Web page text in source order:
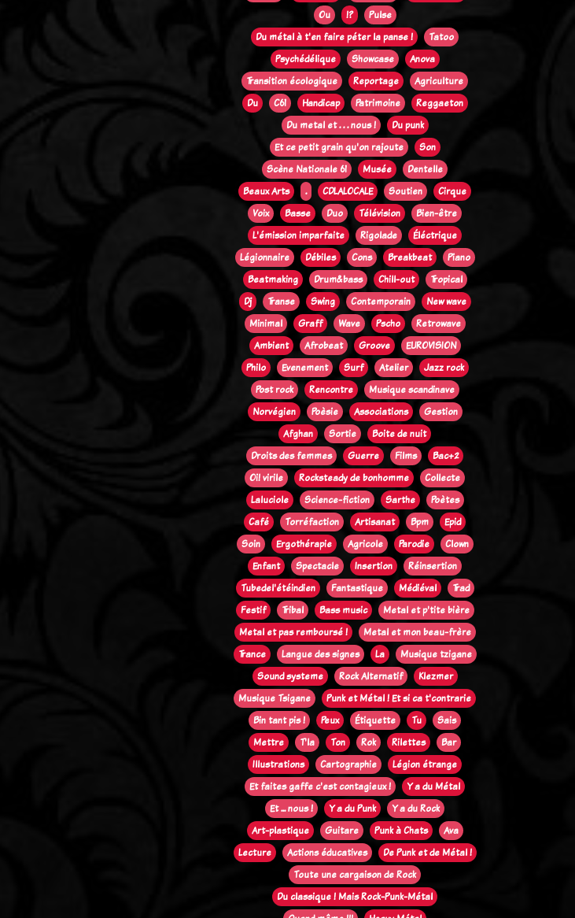
Ou
!?
Pulse
Du métal à t'en faire péter la panse !
Tatoo
Psychédélique
Showcase
Anova
Transition écologique
Reportage
Agriculture
Du
C61 Handicap Patrimoine
Reggaeton
Du metal et . . . nous !
Du punk
Et ce petit grain qu'on rajoute
Son
Scène Nationale 61
Musée
Dentelle
Beaux Arts
. CDLALOCALE Soutien
Cirque
Voix
Basse Duo Télévision
Bien-être
L'émission imparfaite
Rigolade
Éléctrique
Légionnaire
Débiles Cons Breakbeat
Piano
Beatmaking
Drum&bass Chill-out
Tropical
Dj
Transe Swing Contemporain
New wave
Minimal
Graff Wave Pscho
Retrowave
Ambient
Afrobeat Groove
EUROVISION
Philo
Evenement Surf Atelier
Jazz rock
Post rock
Rencontre
Musique scandinave
Norvégien
Poèsie Associations
Gestion
Afghan
Sortie
Boite de nuit
Droits des femmes
Guerre Films
Bac+2
Oi! virile
Rocksteady de bonhomme
Collecte
Laluciole
Science-fiction Sarthe
Poètes
Café
Torréfaction Artisanat Bpm
Epid
Soin
Ergothérapie Agricole Parodie
Clown
Enfant
Spectacle Insertion
Réinsertion
Tubedel'étéindien
Fantastique Médiéval
Trad
Festif
Tribal Bass music
Metal et p'tite bière
Metal et pas remboursé !
Metal et mon beau-frère
Trance
Langue des signes La
Musique tzigane
Sound systeme
Rock Alternatif
Klezmer
Musique Tsigane
Punk et Métal ! Et si ca t'contrarie
Bin tant pis !
Peux Étiquette Tu
Sais
Mettre
T'la Ton Rok Rilettes
Bar
Illustrations
Cartographie
Légion étrange
Et faites gaffe c'est contagieux !
Y a du Métal
Et ... nous !
Y a du Punk
Y a du Rock
Art-plastique
Guitare Punk à Chats
Ava
Lecture
Actions éducatives
De Punk et de Métal !
Toute une cargaison de Rock
Du classique ! Mais Rock-Punk-Métal